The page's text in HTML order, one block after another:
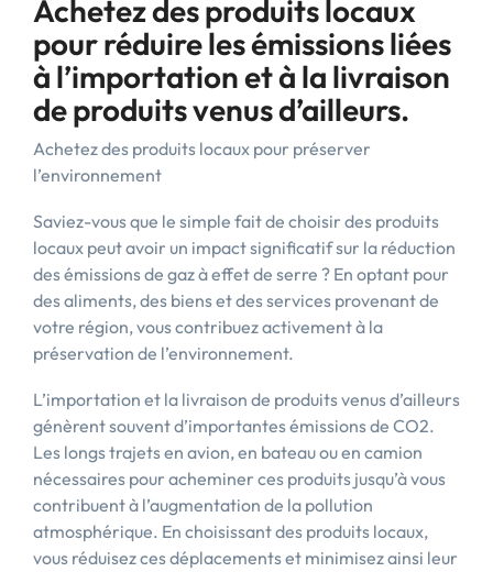
Achetez des produits locaux
pour réduire les émissions liées
à l’importation et à la livraison
de produits venus d’ailleurs.
Achetez des produits locaux pour préserver
l’environnement
Saviez-vous que le simple fait de choisir des produits
locaux peut avoir un impact significatif sur la réduction
des émissions de gaz à effet de serre ? En optant pour
des aliments, des biens et des services provenant de
votre région, vous contribuez activement à la
préservation de l’environnement.
L’importation et la livraison de produits venus d’ailleurs
génèrent souvent d’importantes émissions de CO2.
Les longs trajets en avion, en bateau ou en camion
nécessaires pour acheminer ces produits jusqu’à vous
contribuent à l’augmentation de la pollution
atmosphérique. En choisissant des produits locaux,
vous réduisez ces déplacements et minimisez ainsi leur